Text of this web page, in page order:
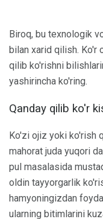
Biroq, bu texnologik
bilan xarid qilish. Ko'r
qilib ko'rishni
yashirincha ko'ring.
Qanday qilib ko'r
Ko'zi ojiz yoki ko'rish
mahorat juda yuqori
pul masalasida
oldin tayyorgarlik
hamyoningizdan
ularning bitimlarini